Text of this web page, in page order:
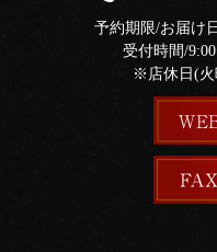
予約期限/お届け
受付時間/
※店休日(火